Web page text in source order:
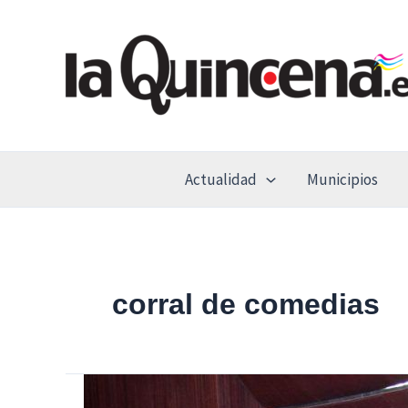
Actualidad Municipios
corral de comedias